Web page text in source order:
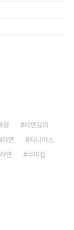
왕
라면요리
라면
지니어스
면
수미칩